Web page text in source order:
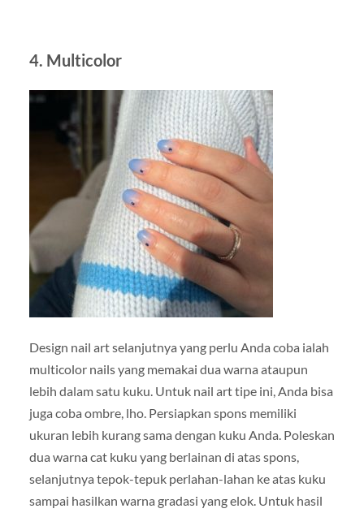
4. Multicolor
Design nail art selanjutnya yang perlu Anda coba ialah
multicolor nails yang memakai dua warna ataupun
lebih dalam satu kuku. Untuk nail art tipe ini, Anda bisa
juga coba ombre, lho. Persiapkan spons memiliki
ukuran lebih kurang sama dengan kuku Anda. Poleskan
dua warna cat kuku yang berlainan di atas spons,
selanjutnya tepok-tepuk perlahan-lahan ke atas kuku
sampai hasilkan warna gradasi yang elok. Untuk hasil